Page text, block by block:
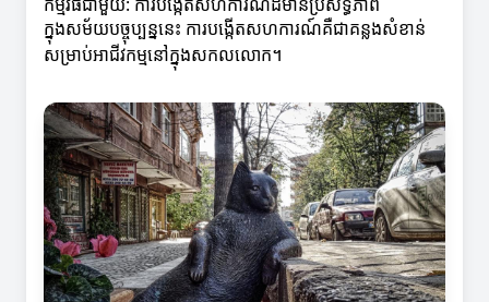
ក្នុងសម័យបច្ចុប្បន្ននេះ ការបង្កើតសហការណ៍គឺជាគន្លងសំខាន់
សម្រាប់អាជីវកម្មនៅក្នុងសកលលោក។